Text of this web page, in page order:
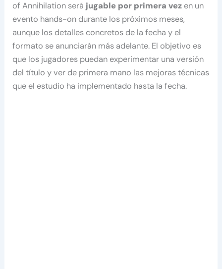
of Annihilation será jugable por primera vez en un
evento hands-on durante los próximos meses,
aunque los detalles concretos de la fecha y el
formato se anunciarán más adelante. El objetivo es
que los jugadores puedan experimentar una versión
del título y ver de primera mano las mejoras técnicas
que el estudio ha implementado hasta la fecha.